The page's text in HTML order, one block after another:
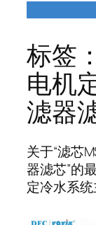
标签：
电机
滤器
关于“滤芯
器滤芯”的
定冷水系统